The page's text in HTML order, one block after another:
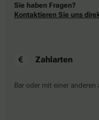
Sie haben Fragen?
Kontaktieren Sie uns
Zahlarten
Bar oder mit einer